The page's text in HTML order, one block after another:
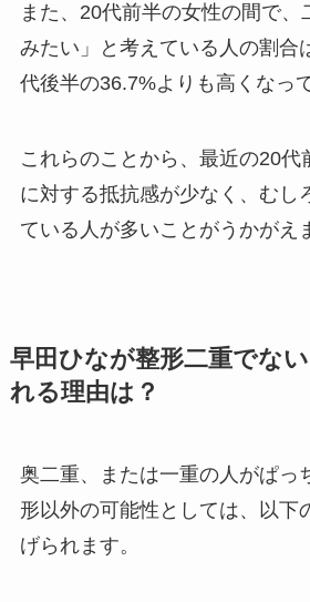
また、20代前半の女性の間で、
みたい」と考えている人の割合
代後半の36.7%よりも高くなっ
これらのことから、最近の20代
に対する抵抗感が少なく、むし
ている人が多いことがうかがえ
早田ひなが整形二重でな
れる理由は？
奥二重、または一重の人がぱっ
形以外の可能性としては、以下
げられます。